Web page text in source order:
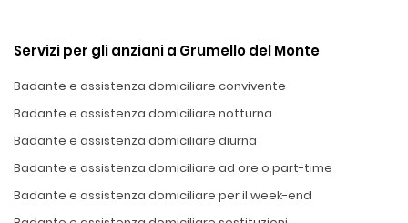
Servizi per gli anziani a Grumello del Monte
Badante e assistenza domiciliare convivente
Badante e assistenza domiciliare notturna
Badante e assistenza domiciliare diurna
Badante e assistenza domiciliare ad ore o part-time
Badante e assistenza domiciliare per il week-end